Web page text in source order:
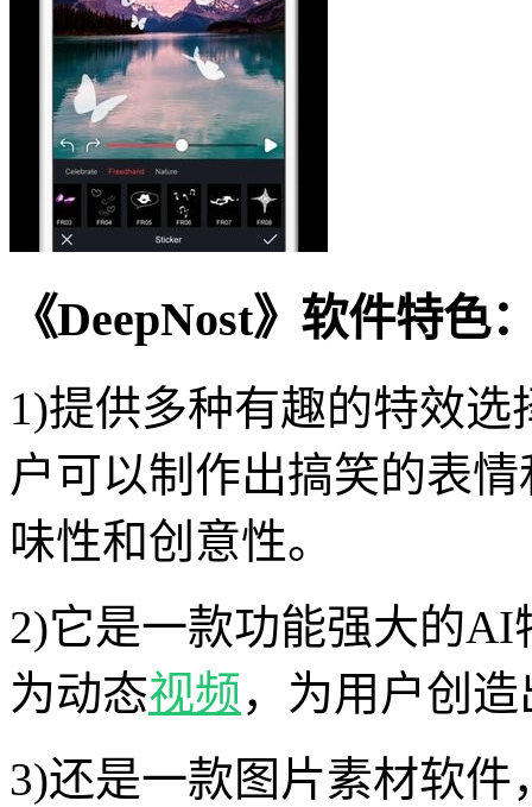
《DeepNost》软件特色
1)提供多种有趣的特效
户可以制作出搞笑的表
味性和创意性。
2)它是一款功能强大的
为动态视频，为用户创
3)还是一款图片素材软